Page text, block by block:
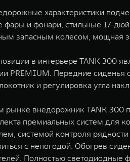
характеристики
фары и фонари, стильные 17-
запасным колесом, мощная
в интерьере TANK 300
PREMIUM. Передние
и регулировка угла
рынке внедорожник TANK 300
премиальных систем для
системой контроля
с непогодой. Обогрев
Полностью светодиодные